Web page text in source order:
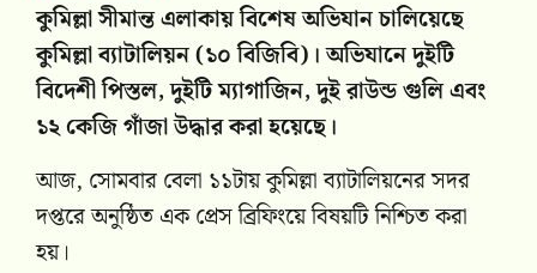
কুমিল্লা সীমান্ত এলাকায় বিশেষ অভিযান চালিয়েছে
কুমিল্লা ব্যাটালিয়ন (১০ বিজিবি)। অভিযানে দুইটি
বিদেশী পিস্তল, দুইটি ম্যাগাজিন, দুই রাউন্ড গুলি এবং
১২ কেজি গাঁজা উদ্ধার করা হয়েছে।
আজ, সোমবার বেলা ১১টায় কুমিল্লা ব্যাটালিয়নের সদর
দপ্তরে অনুষ্ঠিত এক প্রেস ব্রিফিংয়ে বিষয়টি নিশ্চিত করা
হয়।